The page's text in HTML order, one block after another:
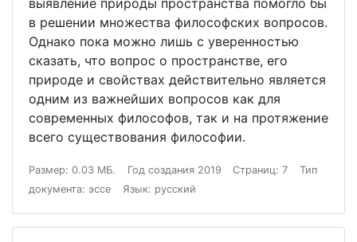
выявление природы пространства помогло бы
в решении множества философских вопросов.
Однако пока можно лишь с уверенностью
сказать, что вопрос о пространстве, его
природе и свойствах действительно является
одним из важнейших вопросов как для
современных философов, так и на протяжение
всего существования философии.
Размер: 0.03 МБ. Год создания 2019 Страниц: 7
Тип
документа: эссе
Язык: русский